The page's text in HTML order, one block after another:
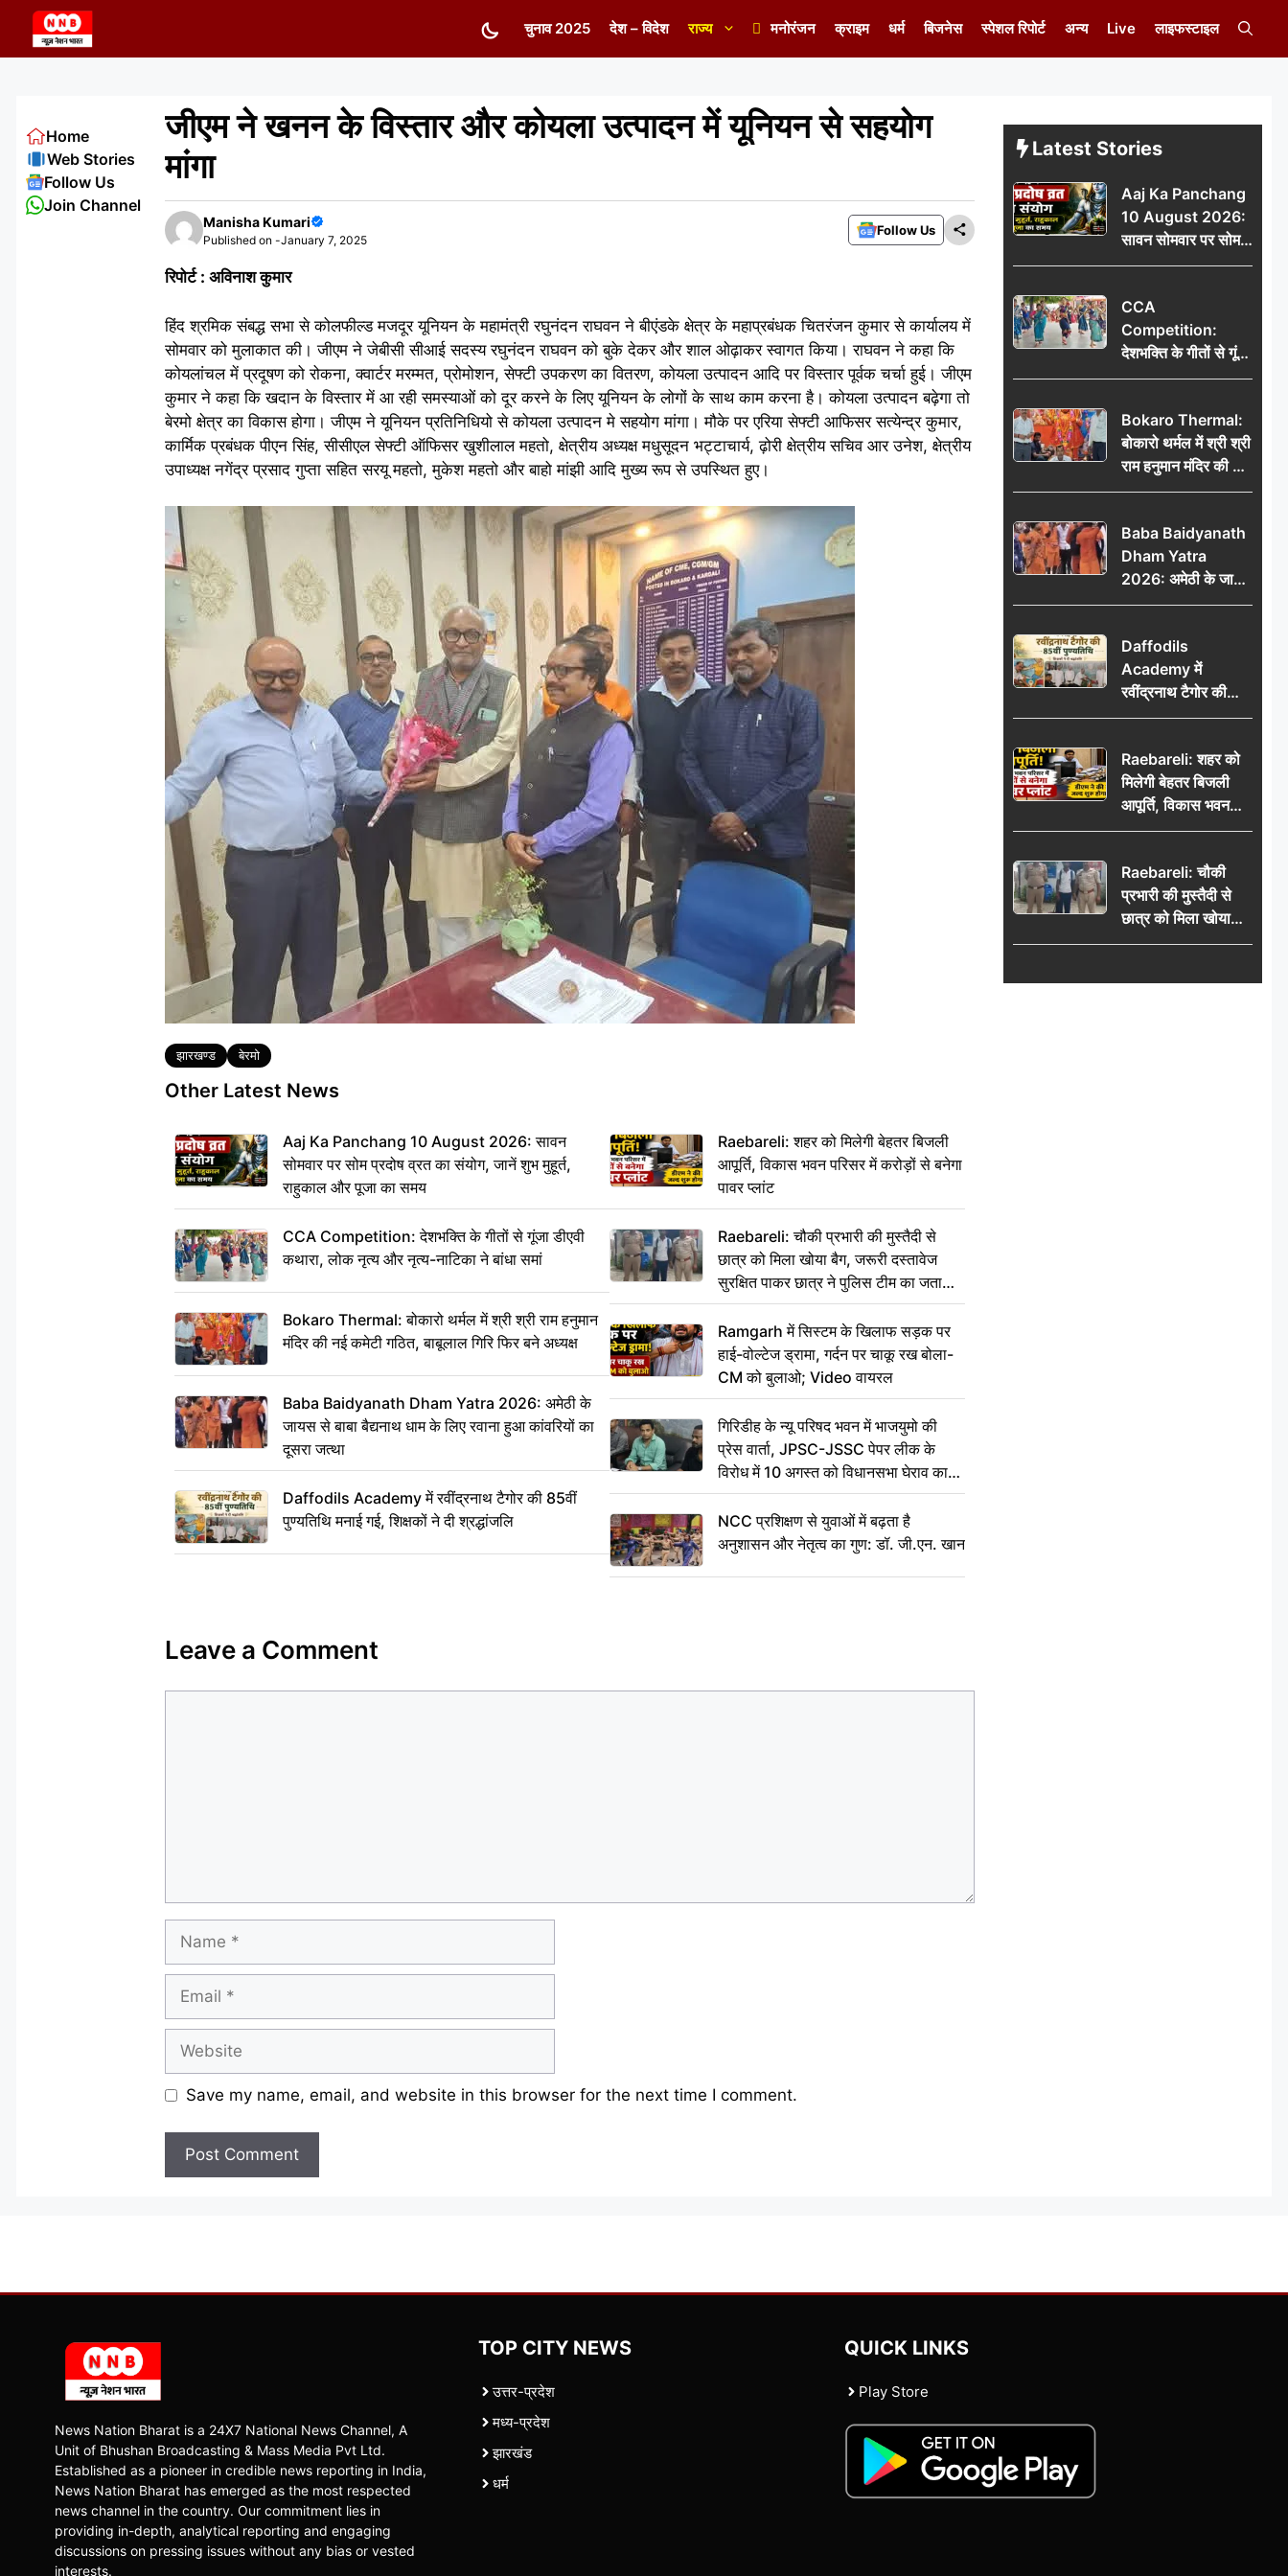
content
चुनाव 2025 देश – विदेश राज्य मनोरंजन क्राइम धर्म बिजनेस स्पेशल रिपोर्ट अन्य Live लाइफस्टाइल
जीएम ने खनन के विस्तार और कोयला उत्पादन में यूनियन से सहयोग
मांगा
Manisha Kumari
Published on -January 7, 2025
Follow Us
रिपोर्ट : अविनाश कुमार
हिंद श्रमिक संबद्ध सभा से कोलफील्ड मजदूर यूनियन के महामंत्री रघुनंदन राघवन ने बीएंडके क्षेत्र के महाप्रबंधक चितरंजन कुमार से कार्यालय में
सोमवार को मुलाकात की। जीएम ने जेबीसी सीआई सदस्य रघुनंदन राघवन को बुके देकर और शाल ओढ़ाकर स्वागत किया। राघवन ने कहा कि
कोयलांचल में प्रदूषण को रोकना, क्वार्टर मरम्मत, प्रोमोशन, सेफ्टी उपकरण का वितरण, कोयला उत्पादन आदि पर विस्तार पूर्वक चर्चा हुई। जीएम
कुमार ने कहा कि खदान के विस्तार में आ रही समस्याओं को दूर करने के लिए यूनियन के लोगों के साथ काम करना है। कोयला उत्पादन बढ़ेगा तो
बेरमो क्षेत्र का विकास होगा। जीएम ने यूनियन प्रतिनिधियो से कोयला उत्पादन मे सहयोग मांगा। मौके पर एरिया सेफ्टी आफिसर सत्येन्द्र कुमार,
कार्मिक प्रबंधक पीएन सिंह, सीसीएल सेफ्टी ऑफिसर खुशीलाल महतो, क्षेत्रीय अध्यक्ष मधुसूदन भट्टाचार्य, ढ़ोरी क्षेत्रीय सचिव आर उनेश, क्षेत्रीय
उपाध्यक्ष नगेंद्र प्रसाद गुप्ता सहित सरयू महतो, मुकेश महतो और बाहो मांझी आदि मुख्य रूप से उपस्थित हुए।
Tags
झारखण्ड बेरमो
Other Latest News
Aaj Ka Panchang 10 August 2026: सावन
सोमवार पर सोम प्रदोष व्रत का संयोग, जानें शुभ मुहूर्त,
राहुकाल और पूजा का समय
CCA Competition: देशभक्ति के गीतों से गूंजा डीएवी
कथारा, लोक नृत्य और नृत्य-नाटिका ने बांधा समां
Bokaro Thermal: बोकारो थर्मल में श्री श्री राम हनुमान
मंदिर की नई कमेटी गठित, बाबूलाल गिरि फिर बने अध्यक्ष
Baba Baidyanath Dham Yatra 2026: अमेठी के
जायस से बाबा बैद्यनाथ धाम के लिए रवाना हुआ कांवरियों का
दूसरा जत्था
Daffodils Academy में रवींद्रनाथ टैगोर की 85वीं
पुण्यतिथि मनाई गई, शिक्षकों ने दी श्रद्धांजलि
Raebareli: शहर को मिलेगी बेहतर बिजली
आपूर्ति, विकास भवन परिसर में करोड़ों से बनेगा
पावर प्लांट
Raebareli: चौकी प्रभारी की मुस्तैदी से
छात्र को मिला खोया बैग, जरूरी दस्तावेज
सुरक्षित पाकर छात्र ने पुलिस टीम का जताया
आभार
Ramgarh में सिस्टम के खिलाफ सड़क पर
हाई-वोल्टेज ड्रामा, गर्दन पर चाकू रख बोला-
CM को बुलाओ; Video वायरल
गिरिडीह के न्यू परिषद भवन में भाजयुमो की
प्रेस वार्ता, JPSC-JSSC पेपर लीक के
विरोध में 10 अगस्त को विधानसभा घेराव का
ऐलान
NCC प्रशिक्षण से युवाओं में बढ़ता है
अनुशासन और नेतृत्व का गुण: डॉ. जी.एन. खान
Leave a Comment
Name
Email
Website
Save my name, email, and website in this browser for the next time I comment.
Home
Web Stories
Follow Us
Join Channel
Latest Stories
Aaj Ka Panchang
10 August 2026:
सावन सोमवार पर सोम
प्रदोष व्रत का संयोग,
और पूजा का समय
CCA
Competition:
देशभक्ति के गीतों से गूंजा
डीएवी कथारा, लोक
बांधा समां
Bokaro Thermal:
बोकारो थर्मल में श्री श्री
राम हनुमान मंदिर की नई
कमेटी गठित, बाबूलाल
Baba Baidyanath
Dham Yatra
2026: अमेठी के जायस
से बाबा बैद्यनाथ धाम के
का दूसरा जत्था
Daffodils
Academy में
रवींद्रनाथ टैगोर की
85वीं पुण्यतिथि मनाई
श्रद्धांजलि
Raebareli: शहर को
मिलेगी बेहतर बिजली
आपूर्ति, विकास भवन
परिसर में करोड़ों से
Raebareli: चौकी
प्रभारी की मुस्तैदी से
छात्र को मिला खोया
बैग, जरूरी दस्तावेज
पुलिस टीम का जताया
News Nation Bharat is a 24X7 National News Channel, A
Unit of Bhushan Broadcasting & Mass Media Pvt Ltd.
Established as a pioneer in credible news reporting in India,
News Nation Bharat has emerged as the most respected
news channel in the country. Our commitment lies in
providing in-depth, analytical reporting and engaging
discussions on pressing issues without any bias or vested
interests.
TOP CITY NEWS
उत्तर-प्रदेश
मध्य-प्रदेश
झारखंड
धर्म
QUICK LINKS
Play Store